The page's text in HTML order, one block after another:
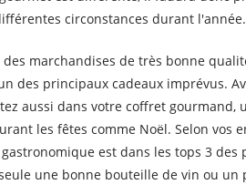
circonstances durant l'année.
marchandises de très bonne
des principaux cadeaux imprévus.
aussi dans votre coffret gourmand,
les fêtes comme Noël. Selon vos
est dans les tops 3 des
une bonne bouteille de vin ou un